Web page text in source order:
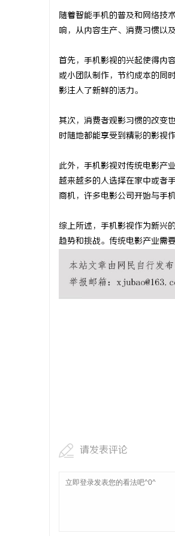
随着智能手机的普及和网络技
响，从内容生产、消费习惯以
首先，手机影视的兴起使得内
或小团队制作，节约成本的同
影注入了新鲜的活力。
其次，消费者观影习惯的改变
时随地都能享受到精彩的影视
此外，手机影视对传统电影产
越来越多的人选择在家中或者
商机，许多电影公司开始与手
综上所述，手机影视作为新兴
趋势和挑战。传统电影产业需
请发表评论